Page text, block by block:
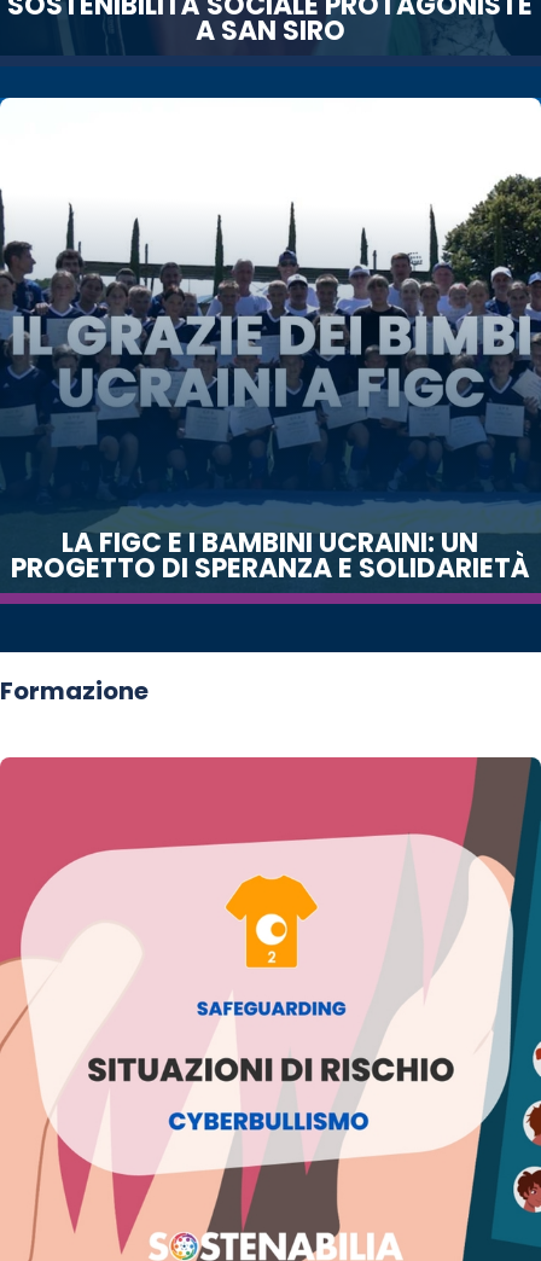
A SAN SIRO
LA FIGC E I BAMBINI UCRAINI: UN
PROGETTO DI SPERANZA E SOLIDARIETÀ
Formazione